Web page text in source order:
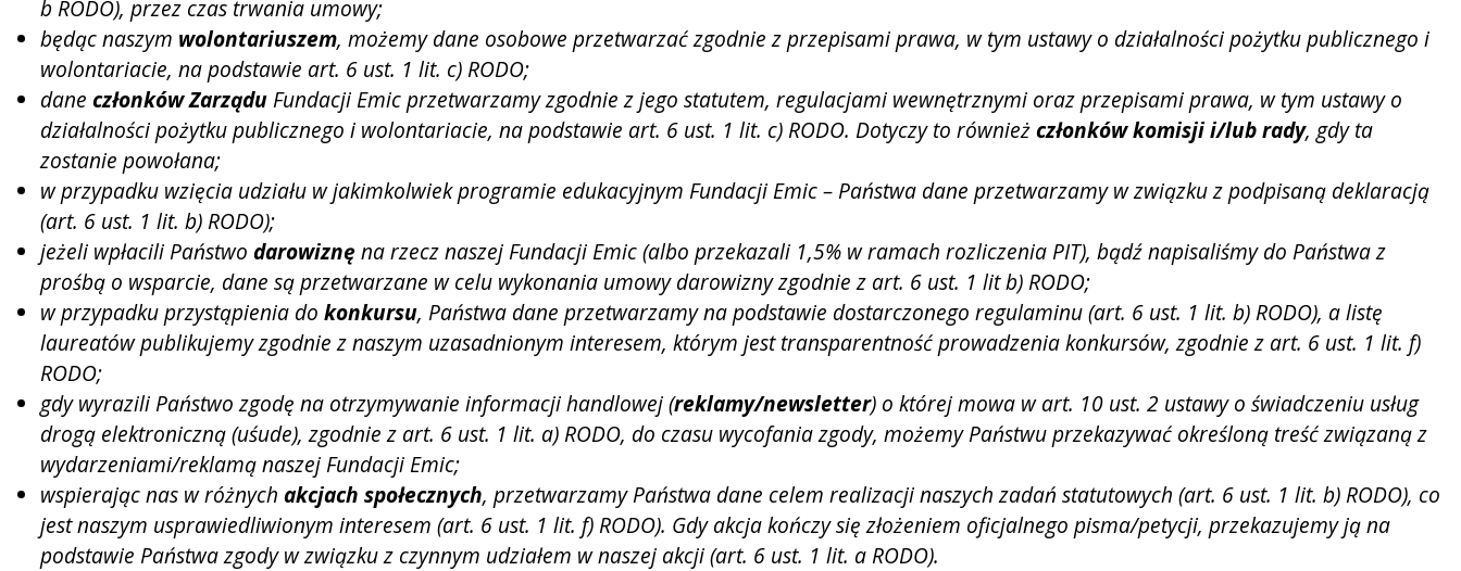
b RODO), przez czas trwania umowy;
będąc naszym wolontariuszem, możemy dane osobowe przetwarzać zgodnie z przepisami prawa, w tym ustawy o działalności pożytku publicznego i
wolontariacie, na podstawie art. 6 ust. 1 lit. c) RODO;
dane członków Zarządu Fundacji Emic przetwarzamy zgodnie z jego statutem, regulacjami wewnętrznymi oraz przepisami prawa, w tym ustawy o
działalności pożytku publicznego i wolontariacie, na podstawie art. 6 ust. 1 lit. c) RODO. Dotyczy to równieżczłonków komisji i/lub rady, gdy ta
zostanie powołana;
w przypadku wzięcia udziału w jakimkolwiek programie edukacyjnym Fundacji Emic – Państwa dane przetwarzamy w związku z podpisaną deklaracją
(art. 6 ust. 1 lit. b) RODO);
jeżeli wpłacili Państwo darowiznęna rzecz naszej Fundacji Emic (albo przekazali 1,5% w ramach rozliczenia PIT), bądź napisaliśmy do Państwa z
prośbą o wsparcie, dane są przetwarzane w celu wykonania umowy darowizny zgodnie z art. 6 ust. 1 lit b) RODO;
w przypadku przystąpienia do konkursu, Państwa dane przetwarzamy na podstawie dostarczonego regulaminu (art. 6 ust. 1 lit. b) RODO), a listę
laureatów publikujemy zgodnie z naszym uzasadnionym interesem, którym jest transparentność prowadzenia konkursów, zgodnie z art. 6 ust. 1 lit. f)
RODO;
gdy wyrazili Państwo zgodę na otrzymywanie informacji handlowej (reklamy/newsletter) o której mowa w art. 10 ust. 2 ustawy o świadczeniu usług
drogą elektroniczną (uśude), zgodnie z art. 6 ust. 1 lit. a) RODO, do czasu wycofania zgody, możemy Państwu przekazywać określoną treść związaną z
wydarzeniami/reklamą naszej Fundacji Emic;
wspierając nas w różnych akcjach społecznych, przetwarzamy Państwa dane celem realizacji naszych zadań statutowych (art. 6 ust. 1 lit. b) RODO), co
jest naszym usprawiedliwionym interesem (art. 6 ust. 1 lit. f) RODO). Gdy akcja kończy się złożeniem oficjalnego pisma/petycji, przekazujemy ją na
podstawie Państwa zgody w związku z czynnym udziałem w naszej akcji (art. 6 ust. 1 lit. a RODO).